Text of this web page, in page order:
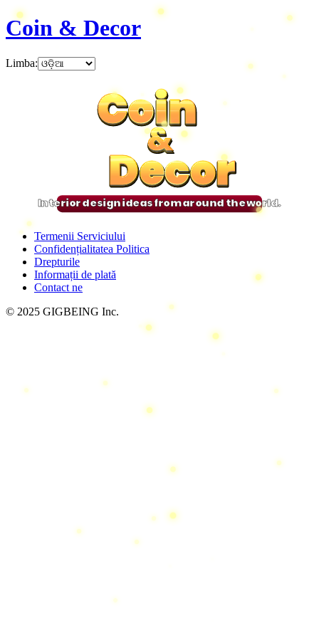
Coin & Decor
Limba:
Coin
&
Decor
Coin
&
Decor
Coin
&
Decor
Coin
&
Decor
Interior design ideas from around the world.
Termenii Serviciului
Confidențialitatea Politica
Drepturile
Informații de plată
Contact ne
© 2025 GIGBEING Inc.